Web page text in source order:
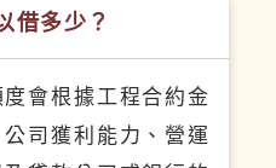
借多少？
會根據工程合約金
司獲利能力、營運